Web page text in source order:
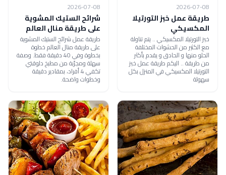
2026-07-08
طريقة عمل خبز التورتيلا
المكسيكي
خبز التورتيلا المكسيكي .. يتم تناولة
مع الكثير من الحشوات المختلفة
الحلو منها و الحادق و يقدم بأكثر
من طريقة .. اليكم طريقة عمل خبز
التورتيلا المكسيكي في المنزل بكل
سهولة
2026-07-08
شرائح الستيك المشوية
على طريقة منال العالم
طريقة عمل شرائح الستيك المشوية
على طريقة منال العالم خطوة
بخطوة وفي 40 دقيقة فقط. وصفة
سهلة ومجرّبة من مطبخ دلوقتي
تكفي 4 أفراد، بمقادير دقيقة
وخطوات واضحة.